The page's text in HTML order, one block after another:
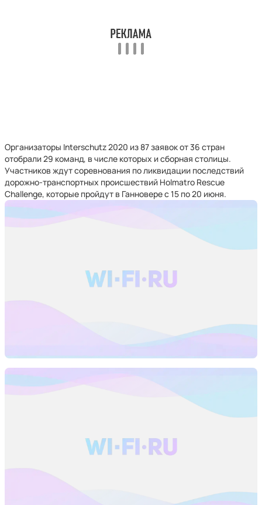
Организаторы Interschutz 2020 из 87 заявок от 36 стран
отобрали 29 команд, в числе которых и сборная столицы.
Участников ждут соревнования по ликвидации последствий
дорожно-транспортных происшествий Holmatro Rescue
Challenge, которые пройдут в Ганновере с 15 по 20 июня.